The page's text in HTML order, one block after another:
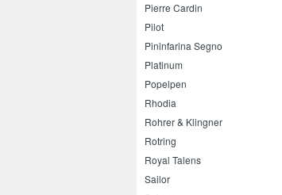
Pierre Cardin
Pilot
Pininfarina Segno
Platinum
Popelpen
Rhodia
Rohrer & Klingner
Rotring
Royal Talens
Sailor